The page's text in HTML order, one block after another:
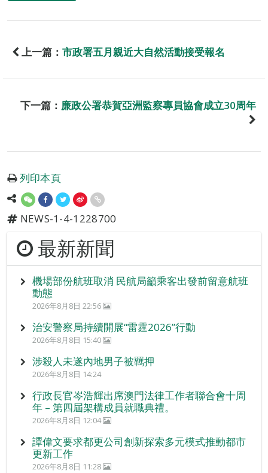
上一篇： 市政署五月親近大自然活動接受報名
下一篇： 廉政公署恭賀亞洲監察專員協會成立30周年
列印本頁
NEWS-1-4-1228700
最新新聞
機場部份航班取消 民航局籲乘客出發前留意航班
動態
2026年8月8日 22:56
治安警察局持續開展“雷霆2026”行動
2026年8月8日 15:40
涉殺人未遂內地男子被羈押
2026年8月8日 14:24
行政長官岑浩輝出席澳門法律工作者聯合會十周
年 – 第四屆架構成員就職典禮。
2026年8月8日 12:04
譚偉文要求都更公司創新探索多元模式推動都市
更新工作
2026年8月8日 11:28